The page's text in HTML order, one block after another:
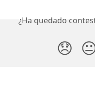
¿Ha quedado
😞